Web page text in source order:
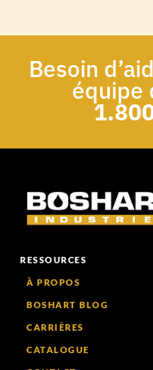
Besoin
équipe
RESSOURCES
À PROPOS
BOSHART BLOG
CARRIÈRES
CATALOGUE